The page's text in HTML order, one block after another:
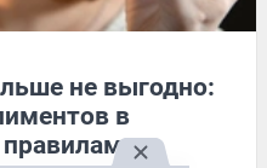
не выгодно:
в